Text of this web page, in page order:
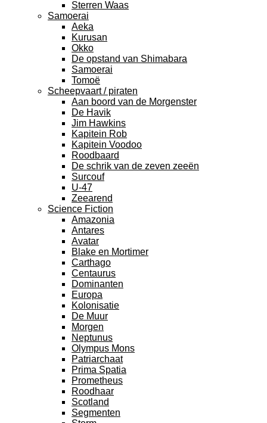
Sterren Waas
Samoerai
Aeka
Kurusan
Okko
De opstand van Shimabara
Samoerai
Tomoë
Scheepvaart / piraten
Aan boord van de Morgenster
De Havik
Jim Hawkins
Kapitein Rob
Kapitein Voodoo
Roodbaard
De schrik van de zeven zeeën
Surcouf
U-47
Zeearend
Science Fiction
Amazonia
Antares
Avatar
Blake en Mortimer
Carthago
Centaurus
Dominanten
Europa
Kolonisatie
De Muur
Morgen
Neptunus
Olympus Mons
Patriarchaat
Prima Spatia
Prometheus
Roodhaar
Scotland
Segmenten